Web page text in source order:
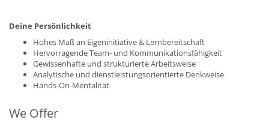
Deine Persönlichkeit
Hohes Maß an Eigeninitiative & Lernbereitschaft
Hervorragende Team- und Kommunikationsfähigkeit
Gewissenhafte und strukturierte Arbeitsweise
Analytische und dienstleistungsorientierte Denkweise
Hands-On-Mentalität
We Offer